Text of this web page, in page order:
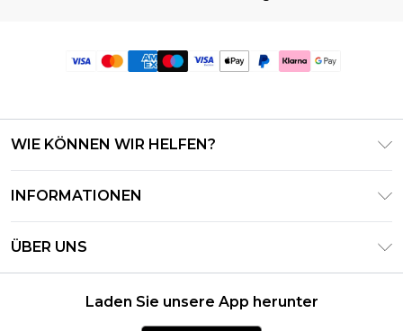
WIE KÖNNEN WIR HELFEN?
Meine Bestellung verfolgen & zurücksenden
Lieferoptionen
Rückgaberecht – Aktualisiert Mai 2026
INFORMATIONEN
Geschäftsbedingungen – Aktualisiert Juni 2026
Geschenkkarten-Guthaben
ÜBER UNS
Laden Sie unsere App herunter